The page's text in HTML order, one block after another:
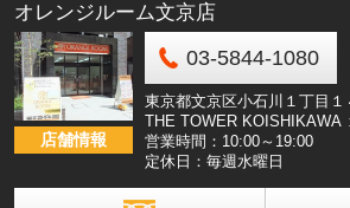
オレンジルーム文京店
店舗情報
03-5844-1080
東京都文京区小石川１丁目１
THE TOWER KOISHIKAWA
営業時間：10:00～19:00
定休日：毎週水曜日